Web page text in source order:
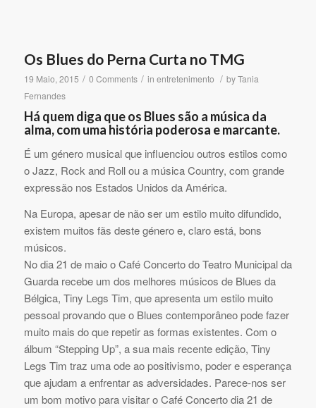
Os Blues do Perna Curta no TMG
19 Maio, 2015 / 0 Comments / in entretenimento / byTania
Fernandes
Há quem diga que os Blues são a música da
alma, com uma história poderosa e marcante.
É um género musical que influenciou outros estilos como
o Jazz, Rock and Roll ou a música Country, com grande
expressão nos Estados Unidos da América.
Na Europa, apesar de não ser um estilo muito difundido,
existem muitos fãs deste género e, claro está, bons
músicos.
No dia 21 de maio o Café Concerto do Teatro Municipal da
Guarda recebe um dos melhores músicos de Blues da
Bélgica, Tiny Legs Tim, que apresenta um estilo muito
pessoal provando que o Blues contemporâneo pode fazer
muito mais do que repetir as formas existentes. Com o
álbum “Stepping Up”, a sua mais recente edição, Tiny
Legs Tim traz uma ode ao positivismo, poder e esperança
que ajudam a enfrentar as adversidades. Parece-nos ser
um bom motivo para visitar o Café Concerto dia 21 de